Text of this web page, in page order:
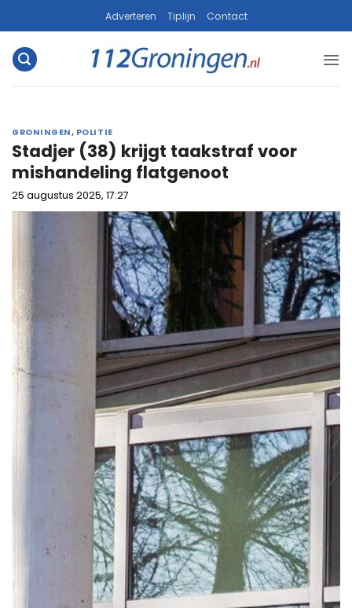
naar
inhoud
Adverteren Tiplijn Contact
GRONINGEN, POLITIE
Stadjer (38) krijgt taakstraf voor
mishandeling flatgenoot
25 augustus 2025, 17:27